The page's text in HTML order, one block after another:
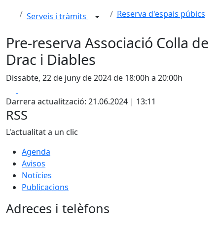
Serveis i tràmits Reserva d'espais púbics
Pre-reserva Associació Colla de
Drac i Diables
Dissabte, 22 de juny de 2024 de 18:00h a 20:00h
Darrera actualització: 21.06.2024 | 13:11
RSS
L'actualitat a un clic
Agenda
Avisos
Notícies
Publicacions
Adreces i telèfons